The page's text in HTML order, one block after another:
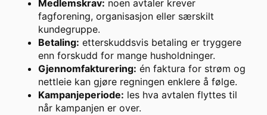
Medlemskrav: noen avtaler krever
fagforening, organisasjon eller særskilt
kundegruppe.
Betaling: etterskuddsvis betaling er tryggere
enn forskudd for mange husholdninger.
Gjennomfakturering: én faktura for strøm og
nettleie kan gjøre regningen enklere å følge.
Kampanjeperiode: les hva avtalen flyttes til
når kampanjen er over.